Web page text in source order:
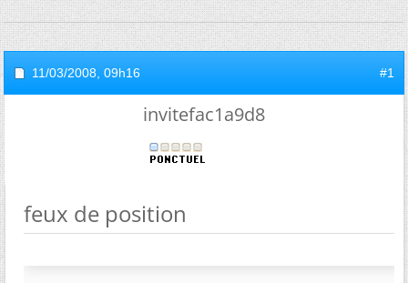
11/03/2008, 09h16 #1
invitefac1a9d8
feux de position